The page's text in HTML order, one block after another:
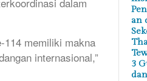
114 memiliki makna
internasional,”
an
3